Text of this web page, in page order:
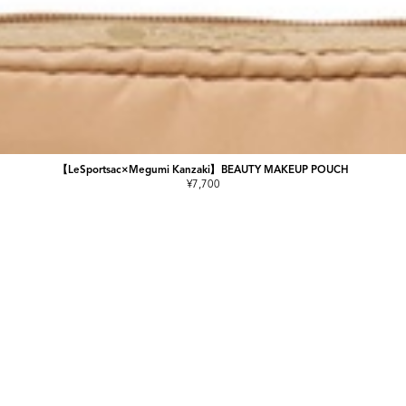
【LeSportsac×Megumi Kanzaki】BEAUTY MAKEUP POUCH
¥7,700